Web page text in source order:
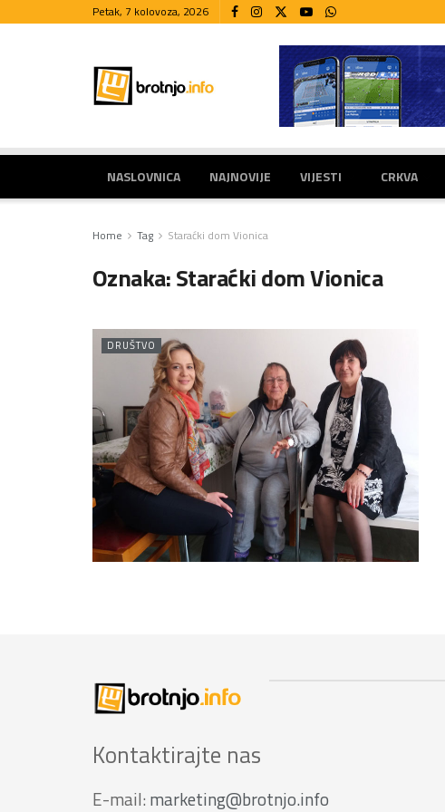
Petak, 7 kolovoza, 2026
NASLOVNICA NAJNOVIJE VIJESTI CRKVA
Home Tag Staraćki dom Vionica
Oznaka:Staraćki dom Vionica
DRUŠTVO
Kontaktirajte nas
E-mail: marketing@brotnjo.info